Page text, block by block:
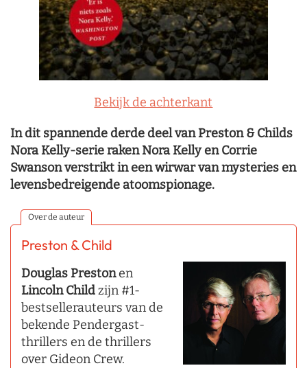
Bekijk de achterkant
In dit spannende derde deel van Preston & Childs
Nora Kelly-serie raken Nora Kelly en Corrie
Swanson verstrikt in een wirwar van mysteries en
levensbedreigende atoomspionage.
Over de auteur
Preston & Child
Douglas Prestonen
Lincoln Childzijn #1-
bestsellerauteurs van de
bekende Pendergast-
thrillers en de thrillers
over Gideon Crew.